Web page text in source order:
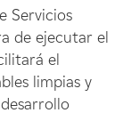
Servicios
de ejecutar el
el
limpias y